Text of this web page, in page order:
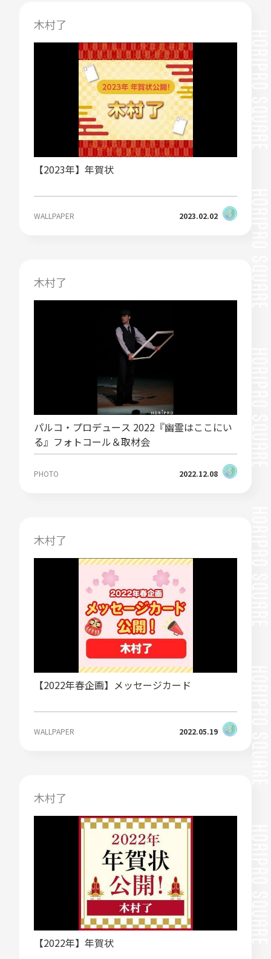
木村了
【2023年】年賀状
WALLPAPER 2023.02.02
木村了
パルコ・プロデュース 2022『幽霊はここにい
る』フォトコール＆取材会
PHOTO 2022.12.08
木村了
【2022年春企画】メッセージカード
WALLPAPER 2022.05.19
木村了
【2022年】年賀状